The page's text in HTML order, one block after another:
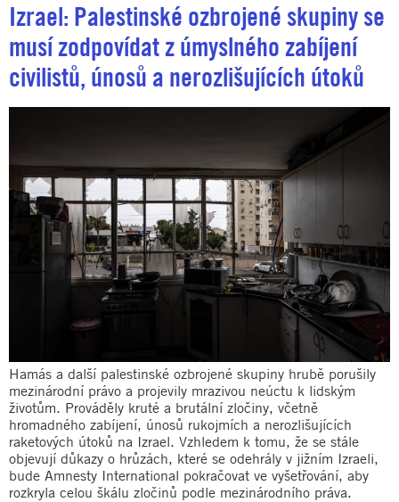
Izrael: Palestinské ozbrojené skupiny se
musí zodpovídat z úmyslného zabíjení
civilistů, únosů a nerozlišujících útoků
Hamás a další palestinské ozbrojené skupiny hrubě porušily
mezinárodní právo a projevily mrazivou neúctu k lidským
životům. Prováděly kruté a brutální zločiny, včetně
hromadného zabíjení, únosů rukojmích a nerozlišujících
raketových útoků na Izrael. Vzhledem k tomu, že se stále
objevují důkazy o hrůzách, které se odehrály v jižním Izraeli,
bude Amnesty International pokračovat ve vyšetřování, aby
rozkryla celou škálu zločinů podle mezinárodního práva.